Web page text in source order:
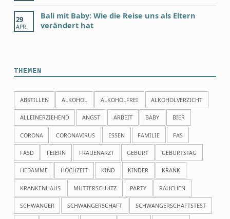
29
APR.
Bali mit Baby: Wie die Reise uns als Eltern
verändert hat
THEMEN
ABSTILLEN ALKOHOL ALKOHOLFREI ALKOHOLVERZICHT
ALLEINERZIEHEND ANGST ARBEIT BABY BIER
CORONA CORONAVIRUS ESSEN FAMILIE FAS
FASD FEIERN FRAUENARZT GEBURT GEBURTSTAG
HEBAMME HOCHZEIT KIND KINDER KRANK
KRANKENHAUS MUTTERSCHUTZ PARTY RAUCHEN
SCHWANGER SCHWANGERSCHAFT SCHWANGERSCHAFTSTEST